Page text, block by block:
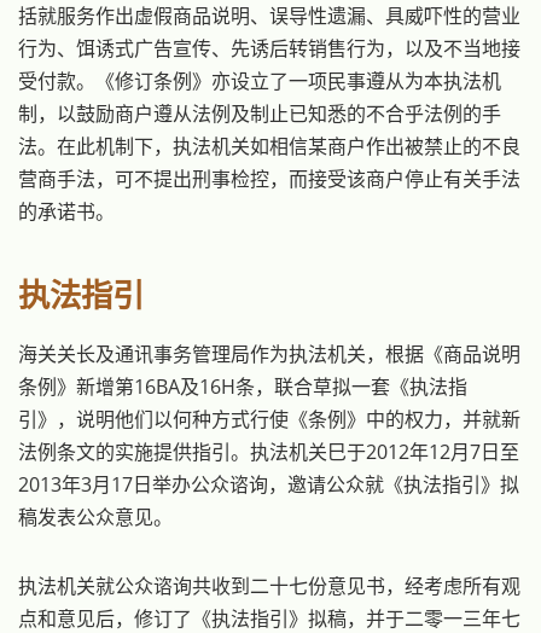
括就服务作出虚假商品说明、误导性遗漏、具威吓性的营业
行为、饵诱式广告宣传、先诱后转销售行为，以及不当地接
受付款。《修订条例》亦设立了一项民事遵从为本执法机
制，以鼓励商户遵从法例及制止已知悉的不合乎法例的手
法。在此机制下，执法机关如相信某商户作出被禁止的不良
营商手法，可不提出刑事检控，而接受该商户停止有关手法
的承诺书。
执法指引
海关关长及通讯事务管理局作为执法机关，根据《商品说明
条例》新增第16BA及16H条，联合草拟一套《执法指
引》，说明他们以何种方式行使《条例》中的权力，并就新
法例条文的实施提供指引。执法机关巳于2012年12月7日至
2013年3月17日举办公众谘询，邀请公众就《执法指引》拟
稿发表公众意见。
执法机关就公众谘询共收到二十七份意见书，经考虑所有观
点和意见后，修订了《执法指引》拟稿，并于二零一三年七